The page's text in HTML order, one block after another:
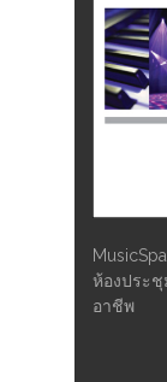
ห้องประ
อาชีพ